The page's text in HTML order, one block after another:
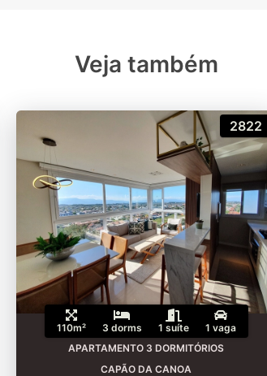
Veja também
2822
110m² 3 dorms 1 suíte
1 vaga
APARTAMENTO 3 DORMITÓRIOS
CAPÃO DA CANOA